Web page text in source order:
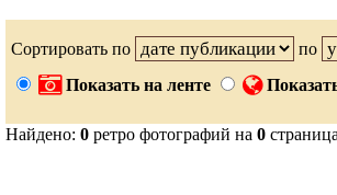
Сортировать по
по
Показать на ленте
Найдено: 0 ретро фотографий на 0